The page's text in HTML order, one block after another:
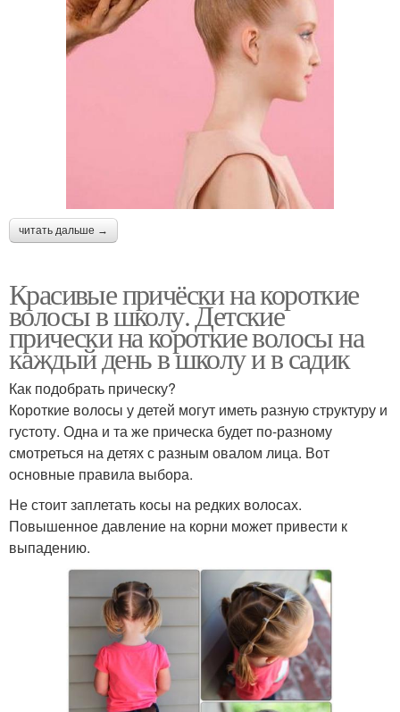
читать дальше →
Красивые причёски на короткие
волосы в школу. Детские
прически на короткие волосы на
каждый день в школу и в садик
Как подобрать прическу?
Короткие волосы у детей могут иметь разную структуру и
густоту. Одна и та же прическа будет по-разному
смотреться на детях с разным овалом лица. Вот
основные правила выбора.
Не стоит заплетать косы на редких волосах.
Повышенное давление на корни может привести к
выпадению.